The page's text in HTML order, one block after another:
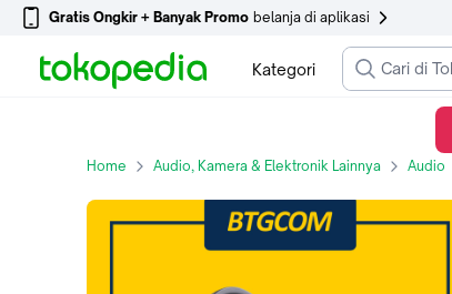
Gratis Ongkir + Banyak Promo belanja di aplikasi
Kategori
Home Audio, Kamera & Elektronik Lainnya Audio